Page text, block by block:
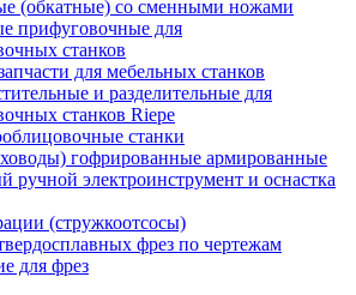
(обкатные) со сменными ножами
прифуговочные для
станков
для мебельных станков
и разделительные для
станков Riepe
станки
гофрированные армированные
электроинструмент и оснастка
(стружкоотсосы)
фрез по чертежам
для фрез